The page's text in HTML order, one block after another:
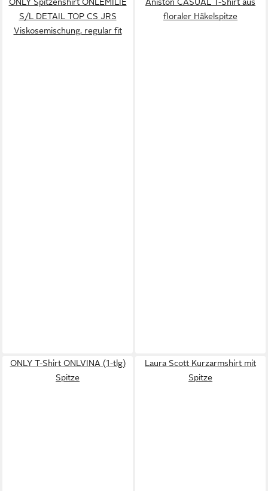
S/L DETAIL TOP CS JRS
Viskosemischung, regular fit
floraler Häkelspitze
ONLY T-Shirt ONLVINA (1-tlg)
Spitze
Laura Scott Kurzarmshirt mit
Spitze